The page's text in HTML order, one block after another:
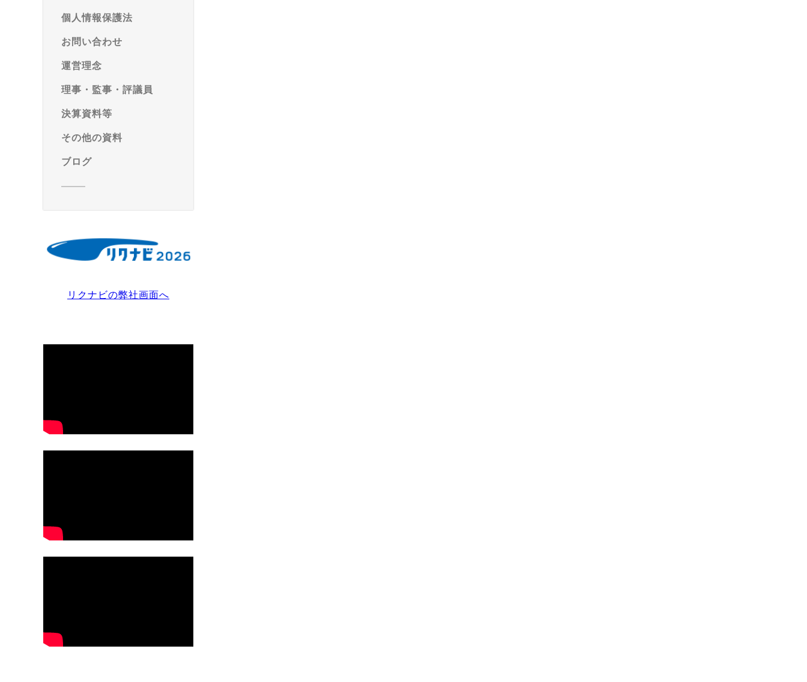
個人情報保護法
お問い合わせ
運営理念
理事・監事・評議員
決算資料等
その他の資料
ブログ
リクナビの弊社画面へ